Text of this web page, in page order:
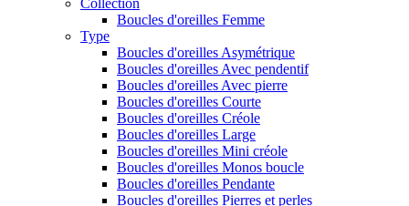
Collection
Boucles d'oreilles Femme
Type
Boucles d'oreilles Asymétrique
Boucles d'oreilles Avec pendentif
Boucles d'oreilles Avec pierre
Boucles d'oreilles Courte
Boucles d'oreilles Créole
Boucles d'oreilles Large
Boucles d'oreilles Mini créole
Boucles d'oreilles Monos boucle
Boucles d'oreilles Pendante
Boucles d'oreilles Pierres et perles